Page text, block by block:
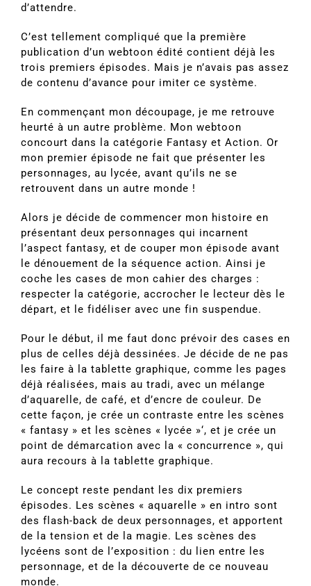
d’attendre.
C’est tellement compliqué que la première
publication d’un webtoon édité contient déjà les
trois premiers épisodes. Mais je n’avais pas assez
de contenu d’avance pour imiter ce système.
En commençant mon découpage, je me retrouve
heurté à un autre problème. Mon webtoon
concourt dans la catégorie Fantasy et Action. Or
mon premier épisode ne fait que présenter les
personnages, au lycée, avant qu’ils ne se
retrouvent dans un autre monde !
Alors je décide de commencer mon histoire en
présentant deux personnages qui incarnent
l’aspect fantasy, et de couper mon épisode avant
le dénouement de la séquence action. Ainsi je
coche les cases de mon cahier des charges :
respecter la catégorie, accrocher le lecteur dès le
départ, et le fidéliser avec une fin suspendue.
Pour le début, il me faut donc prévoir des cases en
plus de celles déjà dessinées. Je décide de ne pas
les faire à la tablette graphique, comme les pages
déjà réalisées, mais au tradi, avec un mélange
d’aquarelle, de café, et d’encre de couleur. De
cette façon, je crée un contraste entre les scènes
« fantasy » et les scènes « lycée »‘, et je crée un
point de démarcation avec la « concurrence », qui
aura recours à la tablette graphique.
Le concept reste pendant les dix premiers
épisodes. Les scènes « aquarelle » en intro sont
des flash-back de deux personnages, et apportent
de la tension et de la magie. Les scènes des
lycéens sont de l’exposition : du lien entre les
personnage, et de la découverte de ce nouveau
monde.